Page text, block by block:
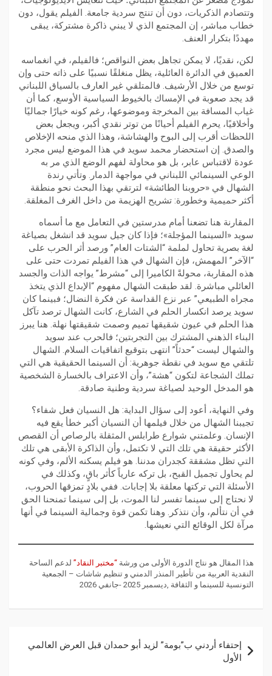
وتتصادم الذكريات، دون أن تنتج سردية جامعة. الفيلم يقول، دون
خطاب مباشر، إن المجتمع الذي لا يبني ذاكرة مشتركة، يبقى
مهددًا بتكرار العنف.
​لكن، نقديًا، لا يمكن تجاهل بعض النواقص؛ فالفيلم، في انغماسه
العميق في الدائرة العائلية، يظل منغلقًا نسبيًا على ذاته حتى وإن
توسع من خلال الأرشيف. فالمتلقي غير العارف بالسياق اللبناني
قد يجد صعوبة في الإمساك بالخيوط السياسية الأوسع، كما أن
غياب المسافة بين المخرجة وموضوعها، رغم كونه خيارًا جماليًا
وأخلاقيًا، يحرم الفيلم أحيانًا من توتر نقدي أكبر، ويجعل بعض
اللحظات أقرب إلى البوح والهشاشة، وهذا الذي منحه الإخلاص
والصدق. إن استحضار محمد سويد في هذا الموضع ليس مجرد
عودة لاقتباس عابر، بل هو محاولة لفهم الوضع الذي مر به
الوعي السينمائي اللبناني في مواجهة الدمار. وتأتي رندة
الشهال في «حروبنا الطائشة» لترتقي بهذا البحث نحو منطقة
أكثر حميمية وخطورة: تشريح الهزيمة من داخل الغرف المغلقة.
​المقارنة هنا تضعنا أمام مدرستين في التعامل مع ما أسماه
سويد «السينما المؤجلة»؛ فإذا كان جيل سويد قد انشغل بصياغة
لغة بصرية تحاول لملمة “الشتات العام” ورصد أثر الحرب على
“الآخر” المهمش، فإن الشهال في هذا الفيلم تمردت حتى على
هذه المقاربة، محولةً الكاميرا إلى “مشرط” يواجه الذات والجسد
العائلي مباشرة. لقد طبقت الشهال مفهوم “الإبداع الذي يتخذ
مجراه الطبيعي” عبر نزع القداسة عن فكرة النضال؛ فبينما كان
سويد يرصد انكسار الحلم في الشارع، كانت الشهال ترصد تآكل
هذا الحلم في عيون شقيقها تميم وصمت شقيقتها نهلة. هنا يبرز
البناء الذهني المشترك بين التجربتين؛ فالحرب عند سويد
والشهال ليست “حدثاً” انتهى بتوقيع اتفاقيات السلام. الشهال
تلتقي مع سويد في نقطة جوهرية: أن السينما الحقيقية هي التي
تملك الشجاعة لتكون “هشة”، وأن الاعتراف بالخسارة الشخصية
هو المدخل الوحيد لصياغة سردية وطنية صادقة.
​وفي النهاية، أعود إلى سؤال البداية: هل النسيان فعل شفاء؟
تجيبنا الشهال من خلال فيلمها أن النسيان أكبر خطأ يقع فيه
الإنسان. وعلمتني شوارع طرابلس المثقلة بالرصاص أن القصص
الأكثر حقيقة هي تلك التي لا تكتمل، وأن الذاكرة الأبقى هي تلك
التي تظل مشققة كجدران مدننا. هو فيلم يسكنه الألم، وفي كونه
لم يحاول تجميل القبح، بل تركه عارياً كأثر باقٍ، وكذلك في
الأسئلة التي تركتها معلقة بلا إجابات. ففي بلادٍ تمزقها الحروب،
لا نحتاج إلى سينما تفسر لنا الموت، بل إلى سينما تمنحنا الحق
في أن نتألم، وأن نتذكر. وهنا تكمن قوة وجمالية السينما في أنها
مرآة لكل الوقائع التي نعيشها.
هذا المقال هو نتاج الدورة الأولى من ورشة “مختبر النقاد” لدعم الساحة
النقدية العربية من تأطير المنذر الدمني و تنظيم شاشات – الجمعية
التونسية للسينما و الثقافة ,ديسمبر 2025 -جانفي 2026
إحتفاء أردني ب”بومة” لزيد أبو حمدان قبل العرض العالمي
الأول